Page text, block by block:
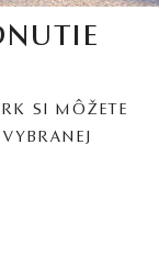
SI MÔŽETE